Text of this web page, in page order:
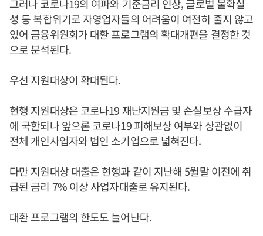
그러나 코로나19의 여파와 기준금리 인상, 글로벌 불확실
성 등 복합위기로 자영업자들의 어려움이 여전히 줄지 않고
있어 금융위원회가 대환 프로그램의 확대개편을 결정한 것
으로 분석된다.
우선 지원대상이 확대된다.
현행 지원대상은 코로나19 재난지원금 및 손실보상 수급자
에 국한되나 앞으론 코로나19 피해보상 여부와 상관없이
전체 개인사업자와 법인 소기업으로 넓혀진다.
다만 지원대상 대출은 현행과 같이 지난해 5월말 이전에 취
급된 금리 7% 이상 사업자대출로 유지된다.
대환 프로그램의 한도도 늘어난다.